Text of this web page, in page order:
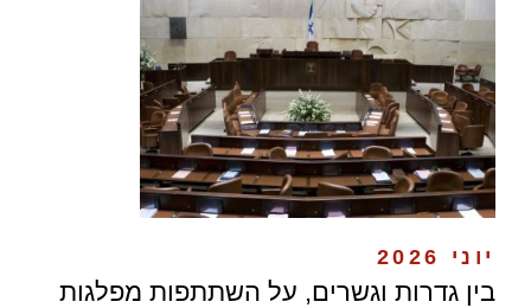
יוני 2026
בין גדרות וגשרים, על השתתפות מפלגות